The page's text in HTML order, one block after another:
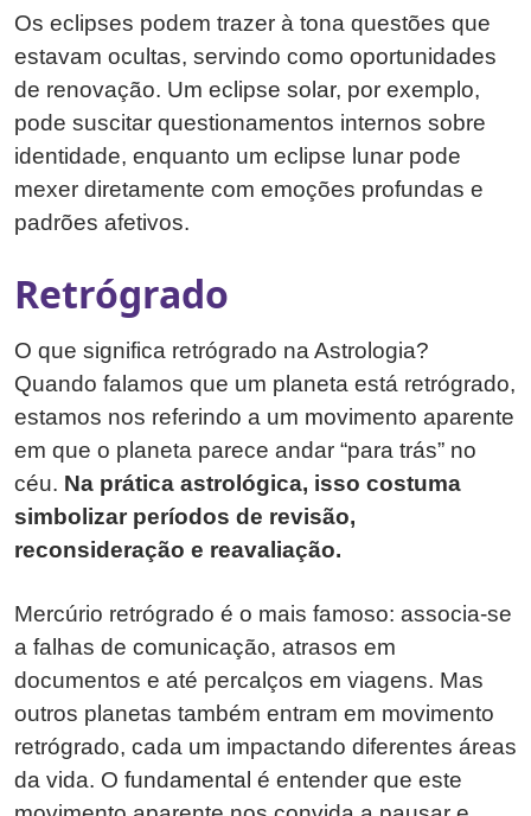
Os eclipses podem trazer à tona questões que
estavam ocultas, servindo como oportunidades
de renovação. Um eclipse solar, por exemplo,
pode suscitar questionamentos internos sobre
identidade, enquanto um eclipse lunar pode
mexer diretamente com emoções profundas e
padrões afetivos.
Retrógrado
O que significa retrógrado na Astrologia?
Quando falamos que um planeta está retrógrado,
estamos nos referindo a um movimento aparente
em que o planeta parece andar “para trás” no
céu. Na prática astrológica, isso costuma
simbolizar períodos de revisão,
reconsideração e reavaliação.
Mercúrio retrógrado é o mais famoso: associa-se
a falhas de comunicação, atrasos em
documentos e até percalços em viagens. Mas
outros planetas também entram em movimento
retrógrado, cada um impactando diferentes áreas
da vida. O fundamental é entender que este